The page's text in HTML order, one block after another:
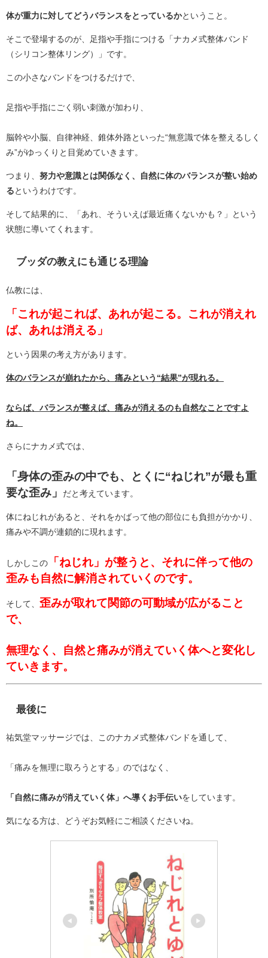
体が重力に対してどうバランスをとっているかということ。
そこで登場するのが、足指や手指につける「ナカメ式整体バンド
（シリコン整体リング）」です。
この小さなバンドをつけるだけで、
足指や手指にごく弱い刺激が加わり、
脳幹や小脳、自律神経、錐体外路といった“無意識で体を整えるしく
み”がゆっくりと目覚めていきます。
つまり、 努力や意識とは関係なく、自然に体のバランスが整い始め
る というわけです。
そして結果的に、「あれ、そういえば最近痛くないかも？」という
状態に導いてくれます。
ブッダの教えにも通じる理論
仏教には、
「これが起これば、あれが起こる。これが消えれ
ば、あれは消える」
という因果の考え方があります。
体のバランスが崩れたから、痛みという“結果”が現れる。
ならば、バランスが整えば、痛みが消えるのも自然なことですよ
ね。
さらにナカメ式では、
「身体の歪みの中でも、とくに“ねじれ”が最も重
要な歪み」
だと考えています。
体にねじれがあると、それをかばって他の部位にも負担がかかり、
痛みや不調が連鎖的に現れます。
しかしこの
「ねじれ」が整うと、それに伴って他の
歪みも自然に解消されていくのです。
そして、 歪みが取れて関節の可動域が広がること
で、
無理なく、自然と痛みが消えていく体へと変化し
ていきます。
最後に
祐気堂マッサージでは、このナカメ式整体バンドを通して、
「痛みを無理に取ろうとする」のではなく、
「自然に痛みが消えていく体」へ導くお手伝いをしています。
気になる方は、どうぞお気軽にご相談くださいね。